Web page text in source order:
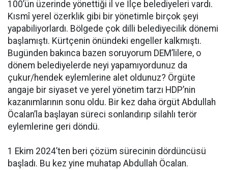
100’ün üzerinde yönettiği il ve İlçe belediyeleri vardı.
Kısmî yerel özerklik gibi bir yönetimle birçok şeyi
yapabiliyorlardı. Bölgede çok dilli belediyecilik dönemi
başlamıştı. Kürtçenin önündeki engeller kalkmıştı.
Bugünden bakınca bazen soruyorum DEM’lilere, o
dönem belediyelerde neyi yapamıyordunuz da
çukur/hendek eylemlerine alet oldunuz? Örgüte
angaje bir siyaset ve yerel yönetim tarzı HDP’nin
kazanımlarının sonu oldu. Bir kez daha örgüt Abdullah
Öcalan’la başlayan süreci sonlandırıp silahlı terör
eylemlerine geri döndü.
1 Ekim 2024’ten beri çözüm sürecinin dördüncüsü
başladı. Bu kez yine muhatap Abdullah Öcalan.